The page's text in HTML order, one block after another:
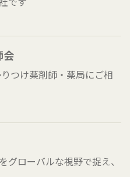
です
会
つけ薬剤師・薬局にご相
グローバルな視野で捉え、